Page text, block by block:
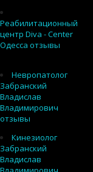
Реабилитационный
центр Diva - Center
Одесса отзывы
Невропатолог
Забранский
Владислав
Владимирович
отзывы
Кинезиолог
Забранский
Владислав